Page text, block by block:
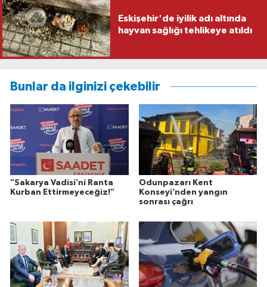
Eskişehir'de iyilik adı altında
hayvan sağlığı tehlikeye atıldı
Bunlar da ilginizi çekebilir
"Sakarya Vadisi’ni Ranta
Kurban Ettirmeyeceğiz!"
Odunpazarı Kent
Konseyi’nden yangın
sonrası çağrı